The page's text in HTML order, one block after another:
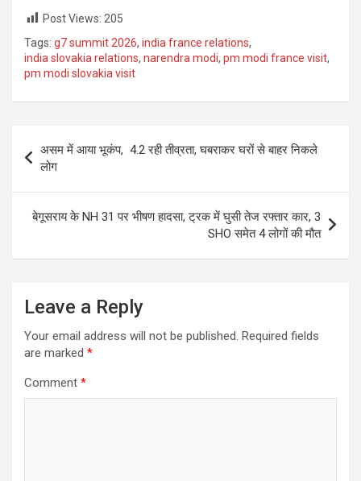
Post Views: 205
Tags: g7 summit 2026, india france relations,
india slovakia relations, narendra modi, pm modi france visit,
pm modi slovakia visit
navigation
असम में आया भूकंप, 4.2 रही तीव्रता, घबराकर घरों से बाहर निकले
लोग
बेगूसराय के NH 31 पर भीषण हादसा, ट्रक में घुसी तेज रफ्तार कार, 3
SHO समेत 4 लोगों की मौत
Leave a Reply
Your email address will not be published. Required fields
are marked *
Comment *